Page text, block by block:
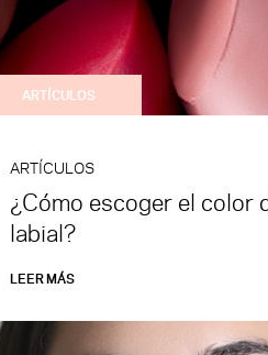
ARTÍCULOS
ARTÍCULOS
¿Cómo escoger el color
labial?
LEER MÁS